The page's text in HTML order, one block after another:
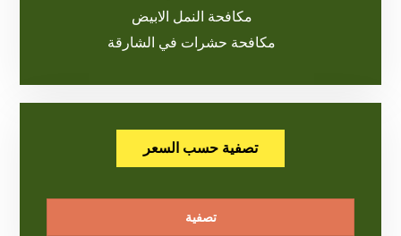
مكافحة النمل الابيض
مكافحة حشرات في الشارقة
تصفية حسب السعر
تصفية